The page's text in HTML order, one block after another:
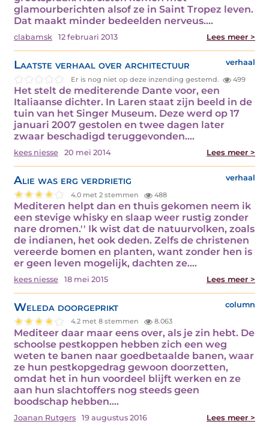
glamourberichten alsof ze in Saint Tropez leven.
Dat maakt minder bedeelden nerveus.…
clabamsk 12 februari 2013 Lees meer >
Laatste verhaal over architectuur verhaal
Er is nog niet op deze inzending gestemd. 499
Het stelt de mediterende Dante voor, een
Italiaanse dichter. In Laren staat zijn beeld in de
tuin van het Singer Museum. Deze werd op 17
januari 2007 gestolen en twee dagen later
zwaar beschadigd teruggevonden.…
kees niesse 20 mei 2014 Lees meer >
Alie was erg verdrietig verhaal
4.0 met 2 stemmen 488
Mediteren helpt dan en thuis gekomen neem ik
een stevige whisky en slaap weer rustig zonder
nare dromen.'' Ik wist dat de natuurvolken, zoals
de indianen, het ook deden. Zelfs de christenen
vereerde bomen en planten, want zonder hen is
er geen leven mogelijk, dachten ze.…
kees niesse 18 mei 2015 Lees meer >
Weleda doorgeprikt column
4.2 met 8 stemmen 8.063
Mediteer daar maar eens over, als je zin hebt. De
schoolse pestkoppen hebben zich een weg
weten te banen naar goedbetaalde banen, waar
ze hun pestkopgedrag gewoon doorzetten,
omdat het in hun voordeel blijft werken en ze
aan hun slachtoffers nog steeds geen
boodschap hebben.…
Joanan Rutgers 19 augustus 2016 Lees meer >